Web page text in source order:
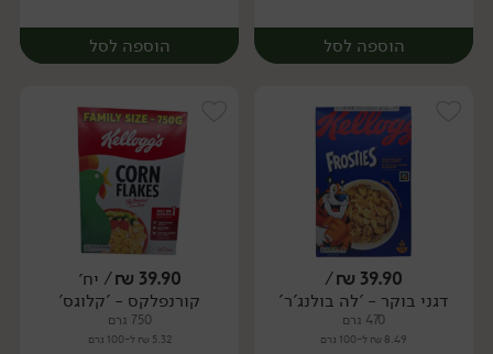
הוספה לסל
יח׳
הוספה לסל
יח׳
39.90
₪
/
דגני בוקר - 'לה בולנג'ר'
470 גרם
8.49 ₪ ל-100 גרם
39.90
₪/ יח׳
קורנפלקס - 'קלוגס'
750 גרם
5.32 ₪ ל-100 גרם